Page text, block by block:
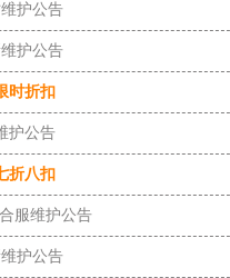
护公告
护公告
时折扣
护公告
折八扣
服维护公告
护公告